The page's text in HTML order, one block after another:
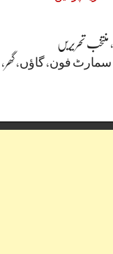
، منتخب تحریریں
ﺳﻤﺎﺭﭦ ﻓﻮﻥ، ﮔﺎﺅﮞ،گھر ،